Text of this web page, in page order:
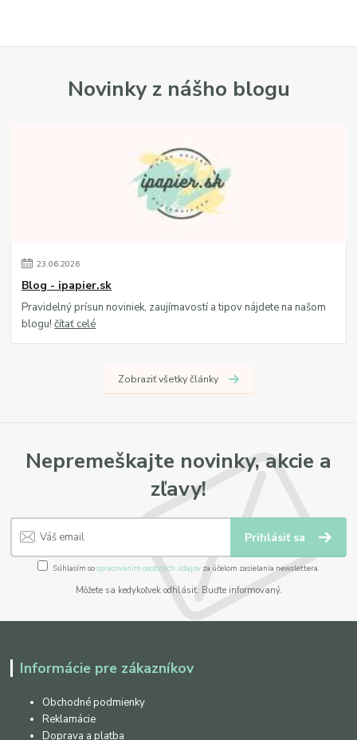
Novinky z nášho blogu
23.06.2026
Blog - ipapier.sk
Pravidelný prísun noviniek, zaujímavostí a tipov nájdete na našom
blogu!čítať celé
Zobraziť všetky články
Nepremeškajte novinky, akcie a
zľavy!
Prihlásiť sa
Súhlasím sospracovaním osobných údajov za účelom zasielania newslettera.
Môžete sa kedykoľvek odhlásiť. Buďte informovaný.
Informácie pre zákazníkov
Obchodné podmienky
Reklamácie
Doprava a platba